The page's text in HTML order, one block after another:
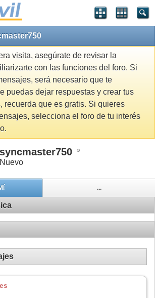
visita, asegúrate de revisar la
con las funciones del foro. Si
será necesario que te
puedas dejar respuestas y crear tus
recuerda que es gratis. Si quieres
selecciona el foro de tu interés
syncmaster750
Nuevo
...